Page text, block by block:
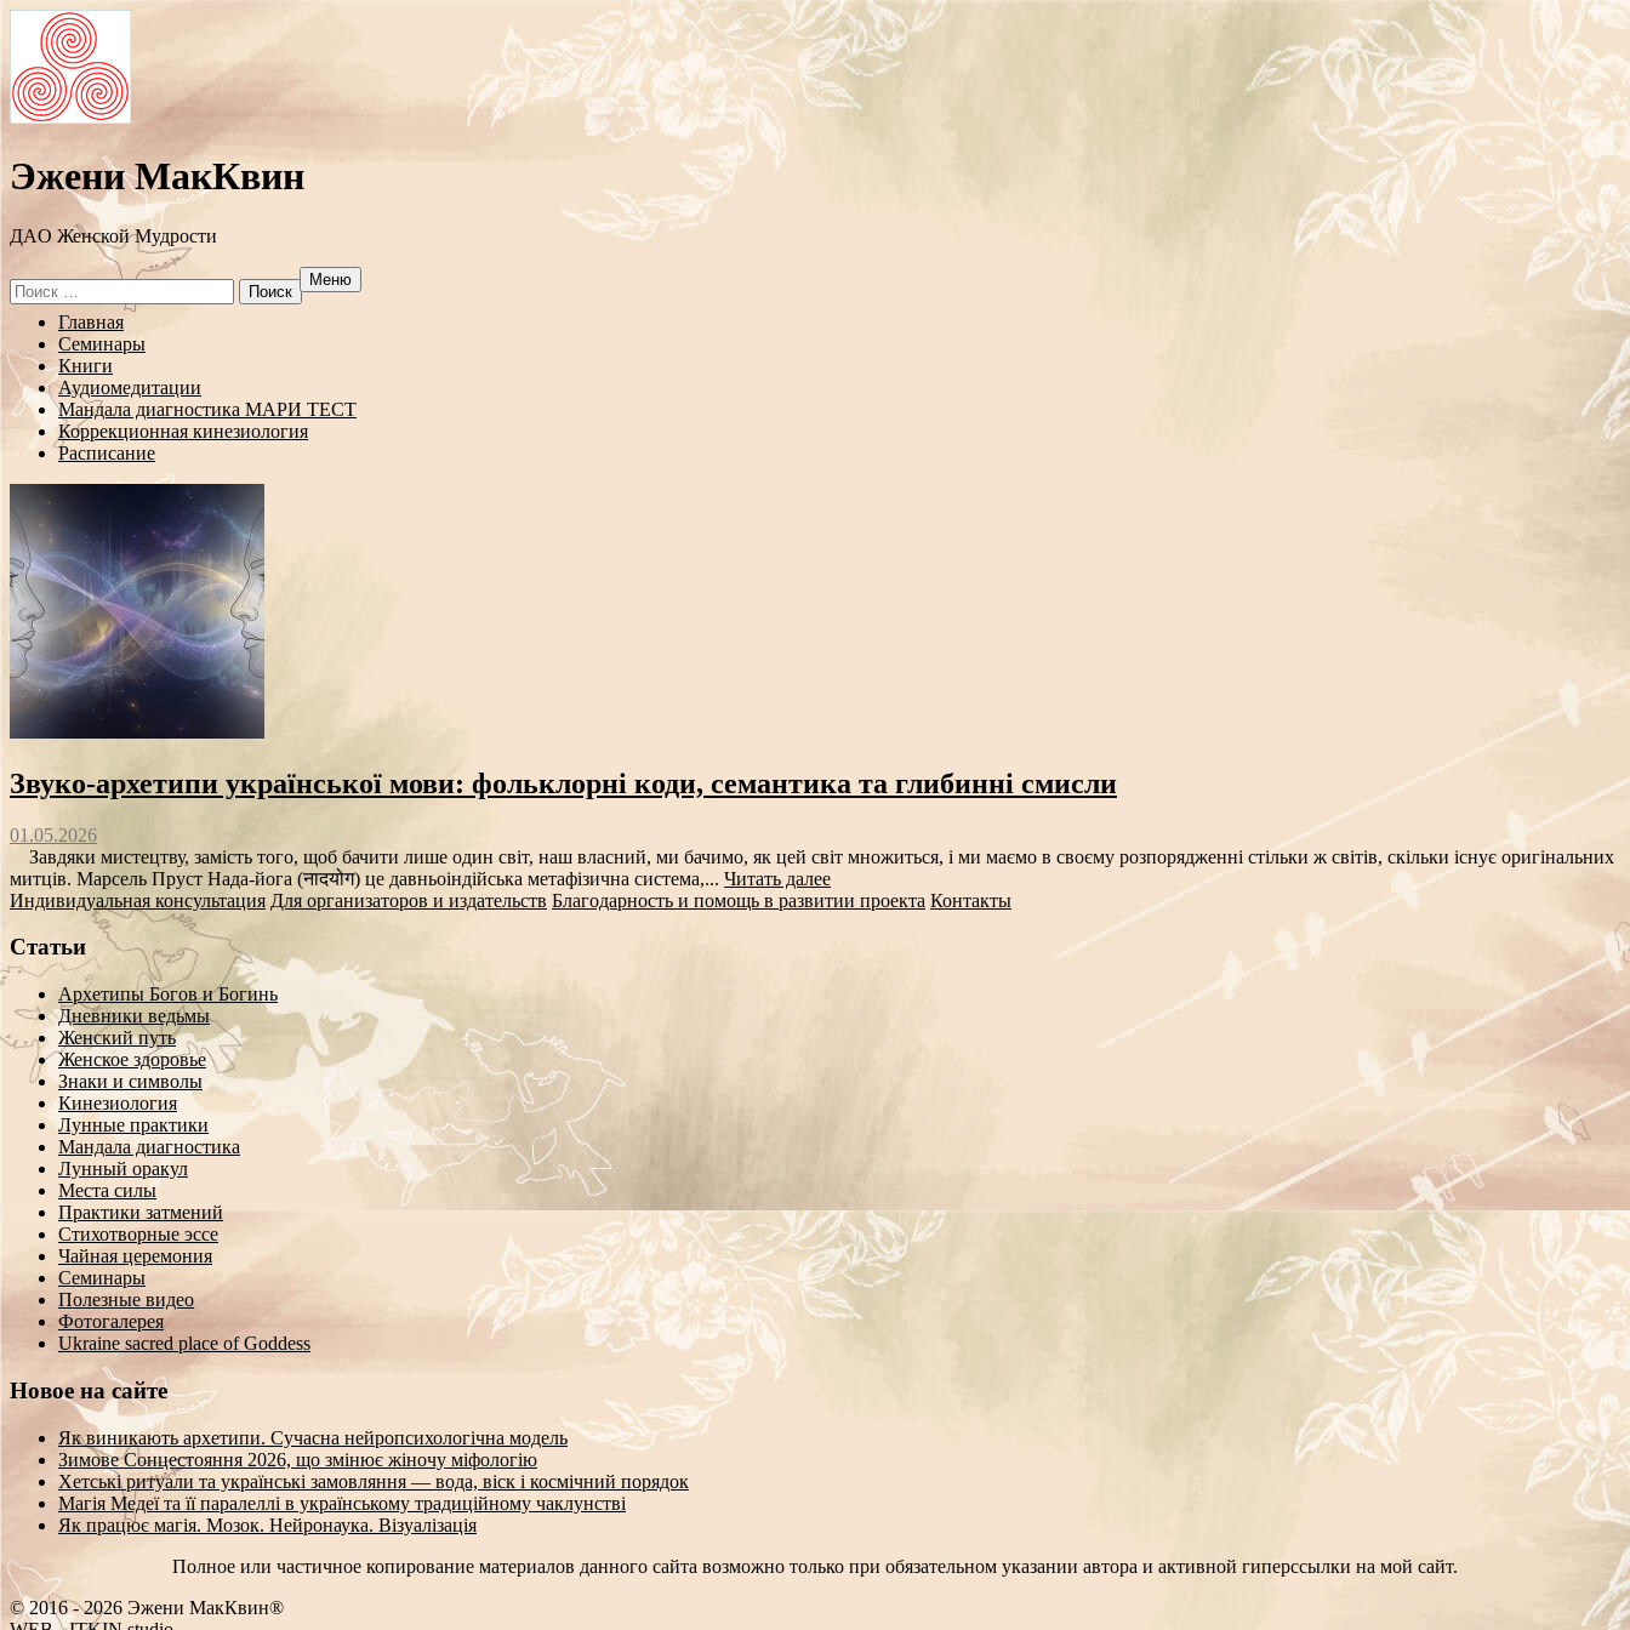
Эжени МакКвин
ДAO Женской Мудрости
Search
for:
Меню
Перейти
содержанию
Главная
Семинары
Книги
Аудиомедитации
Мандала диагностика МАРИ ТЕСТ
Коррекционная кинезиология
Расписание
Звуко‑архетипи української мови: фольклорні коди, семантика та глибинні смисли
01.05.2026
Завдяки мистецтву, замість того, щоб бачити лише один світ, наш власний, ми бачимо, як цей світ множиться, і ми маємо в своєму розпорядженні стільки ж світів, скільки існує оригінальних
митців. Марсель Пруст Нада-йога (नादयोग) це давньоіндійська метафізична система,... Читать далее
Индивидуальная консультация Для организаторов и издательств Благодарность и помощь в развитии проекта Контакты
Статьи
Архетипы Богов и Богинь
Дневники ведьмы
Женский путь
Женское здоровье
Знаки и символы
Кинезиология
Лунные практики
Мандала диагностика
Лунный оракул
Места силы
Практики затмений
Стихотворные эссе
Чайная церемония
Семинары
Полезные видео
Фотогалерея
Ukraine sacred place of Goddess
Новое на сайте
Як виникають архетипи. Сучасна нейропсихологічна модель
Зимове Сонцестояння 2026, що змінює жіночу міфологію
Хетські ритуали та українські замовляння — вода, віск і космічний порядок
Магія Медеї та її паралеллі в українському традиційному чаклунстві
Як працює магія. Мозок. Нейронаука. Візуалізація
Полное или частичное копирование материалов данного сайта возможно только при обязательном указании автора и активной гиперссылки на мой сайт.
© 2016 - 2026 Эжени МакКвин®